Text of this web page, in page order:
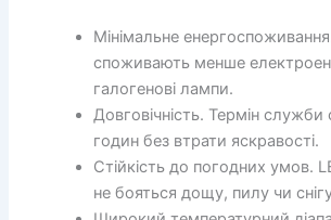
Мінімальне
споживають менше
галогенові лампи.
Довговічність. Термін
годин без втрати яскравості.
Стійкість до погодних умов.
не бояться дощу, пилу чи